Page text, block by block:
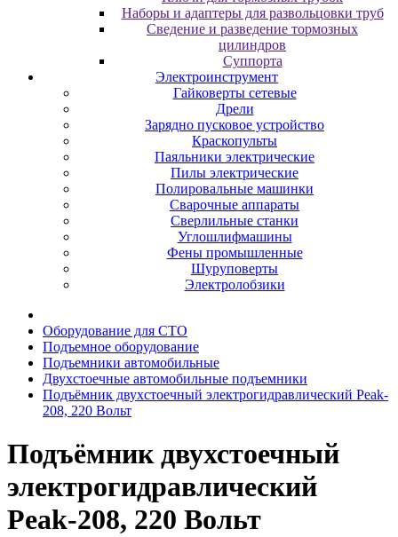
Наборы и адаптеры для развольцовки труб
Сведение и разведение тормозных
цилиндров
Суппорта
Электроинструмент
Гайковерты сетевые
Дрели
Зарядно пусковое устройство
Краскопульты
Паяльники электрические
Пилы электрические
Полировальные машинки
Сварочные аппараты
Сверлильные станки
Углошлифмашины
Фены промышленные
Шуруповерты
Электролобзики
Oбopудoвaниe для CTO
Пoдъeмнoe oбopудoвaниe
Пoдъeмники aвтoмoбильныe
Двуxcтoeчныe aвтoмoбильныe пoдъeмники
Подъёмник двухстоечный электрогидравлический Peak-
208, 220 Вольт
Подъёмник двухстоечный
электрогидравлический
Peak-208, 220 Вольт